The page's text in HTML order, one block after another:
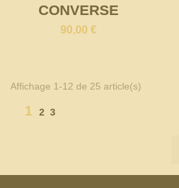
CONVERSE
90,00 €
Affichage 1-12 de 25 article(s)
1 2 3